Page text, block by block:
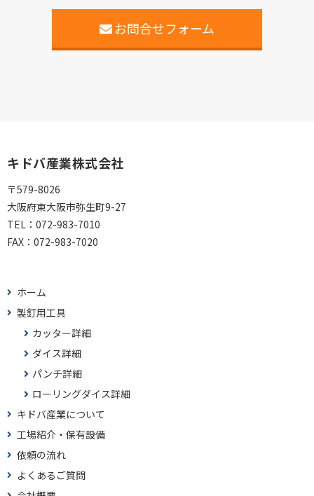
お問合せフォーム
キドバ産業株式会社
〒579-8026
大阪府東大阪市弥生町9-27
TEL： 072-983-7010
FAX： 072-983-7020
ホーム
製釘用工具
カッター詳細
ダイス詳細
パンチ詳細
ローリングダイス詳細
キドバ産業について
工場紹介・保有設備
依頼の流れ
よくあるご質問